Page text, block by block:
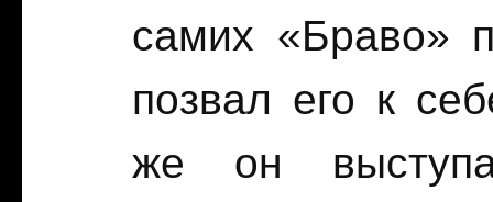
самих «Браво»
позвал его к
же он